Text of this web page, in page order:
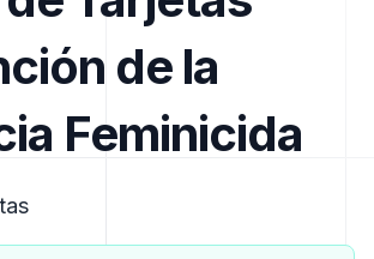
de la
Feminicida